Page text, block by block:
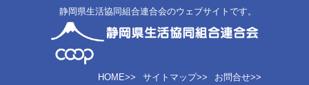
静岡県生活協同組合連合会のウェブサイトです。
お問合せ>>
サイトマップ>>
HOME>>